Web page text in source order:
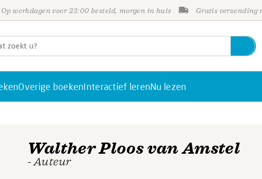
Op werkdagen voor 23:00 besteld, morgen in huis Gratis verzending
Overige boekenInteractief lerenNu lezen
Walther Ploos van Amstel
- Auteur